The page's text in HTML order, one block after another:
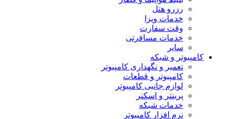
رزرو هتل
خدمات ویزا
وقت سفارت
خدمات مسافرتی
سایر
کامپیوتر و شبکه
تعمیر و نگهداری کامپیوتر
کامپیوتر و قطعات
لوازم جانبی کامپیوتر
پرینتر و اسکنر
خدمات شبکه
نرم افزار کامپیوتر